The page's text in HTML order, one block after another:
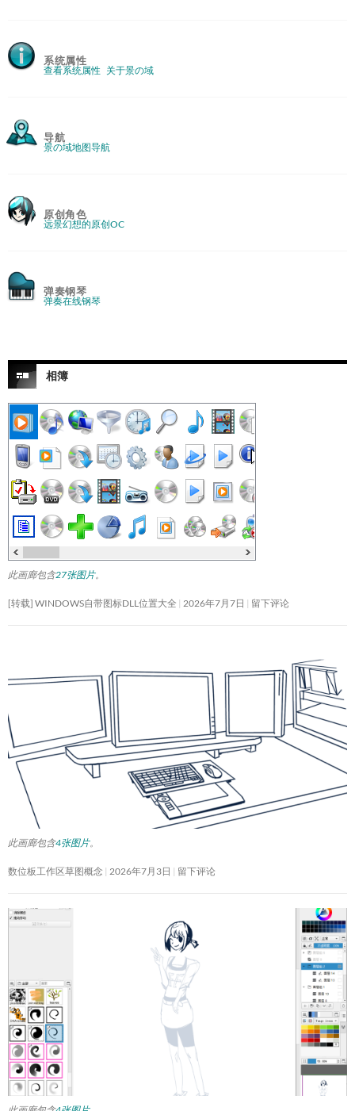
系统属性
查看系统属性 关于景の域
导航
景の域地图导航
原创角色
远景幻想的原创OC
弹奏钢琴
弹奏在线钢琴
相簿
此画廊包含27张图片。
[转载] WINDOWS自带图标DLL位置大全 2026年7月7日 留下评论
此画廊包含4张图片。
数位板工作区草图概念 2026年7月3日 留下评论